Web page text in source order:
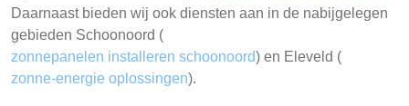
Daarnaast bieden wij ook diensten aan in de nabijgelegen
gebieden Schoonoord (
zonnepanelen installeren schoonoord) en Eleveld (
zonne-energie oplossingen).